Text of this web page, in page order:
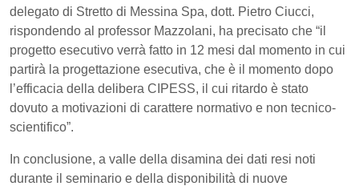
delegato di Stretto di Messina Spa, dott. Pietro Ciucci,
rispondendo al professor Mazzolani, ha precisato che “il
progetto esecutivo verrà fatto in 12 mesi dal momento in cui
partirà la progettazione esecutiva, che è il momento dopo
l’efficacia della delibera CIPESS, il cui ritardo è stato
dovuto a motivazioni di carattere normativo e non tecnico-
scientifico”.
In conclusione, a valle della disamina dei dati resi noti
durante il seminario e della disponibilità di nuove